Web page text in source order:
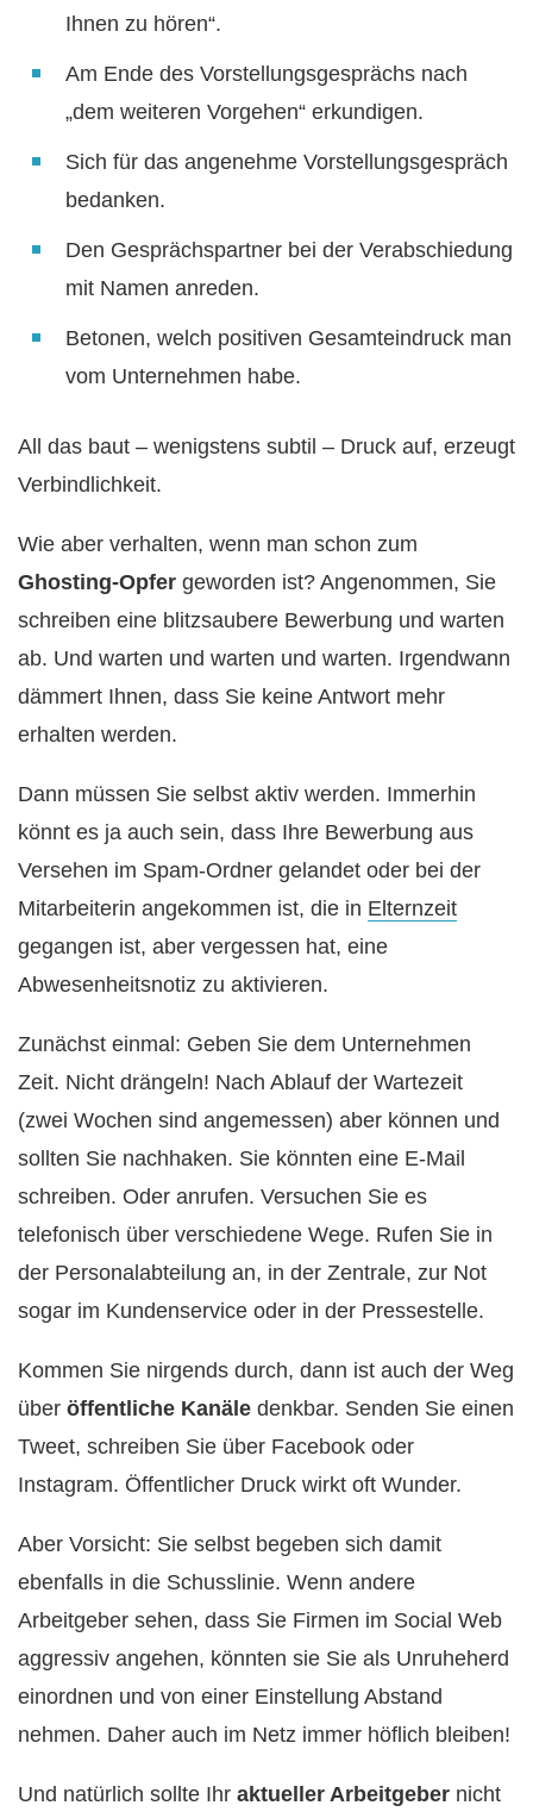
Ihnen zu hören“.
Am Ende des Vorstellungsgesprächs nach
„dem weiteren Vorgehen“ erkundigen.
Sich für das angenehme Vorstellungsgespräch
bedanken.
Den Gesprächspartner bei der Verabschiedung
mit Namen anreden.
Betonen, welch positiven Gesamteindruck man
vom Unternehmen habe.
All das baut – wenigstens subtil – Druck auf, erzeugt
Verbindlichkeit.
Wie aber verhalten, wenn man schon zum
Ghosting-Opfer geworden ist? Angenommen, Sie
schreiben eine blitzsaubere Bewerbung und warten
ab. Und warten und warten und warten. Irgendwann
dämmert Ihnen, dass Sie keine Antwort mehr
erhalten werden.
Dann müssen Sie selbst aktiv werden. Immerhin
könnt es ja auch sein, dass Ihre Bewerbung aus
Versehen im Spam-Ordner gelandet oder bei der
Mitarbeiterin angekommen ist, die in Elternzeit
gegangen ist, aber vergessen hat, eine
Abwesenheitsnotiz zu aktivieren.
Zunächst einmal: Geben Sie dem Unternehmen
Zeit. Nicht drängeln! Nach Ablauf der Wartezeit
(zwei Wochen sind angemessen) aber können und
sollten Sie nachhaken. Sie könnten eine E-Mail
schreiben. Oder anrufen. Versuchen Sie es
telefonisch über verschiedene Wege. Rufen Sie in
der Personalabteilung an, in der Zentrale, zur Not
sogar im Kundenservice oder in der Pressestelle.
Kommen Sie nirgends durch, dann ist auch der Weg
über öffentliche Kanäle denkbar. Senden Sie einen
Tweet, schreiben Sie über Facebook oder
Instagram. Öffentlicher Druck wirkt oft Wunder.
Aber Vorsicht: Sie selbst begeben sich damit
ebenfalls in die Schusslinie. Wenn andere
Arbeitgeber sehen, dass Sie Firmen im Social Web
aggressiv angehen, könnten sie Sie als Unruheherd
einordnen und von einer Einstellung Abstand
nehmen. Daher auch im Netz immer höflich bleiben!
Und natürlich sollte Ihr aktueller Arbeitgeber nicht